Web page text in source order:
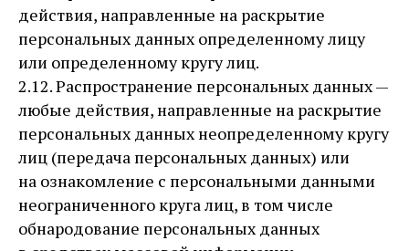
действия, направленные на раскрытие
персональных данных определенному лицу
или определенному кругу лиц.
2.12. Распространение персональных данных —
любые действия, направленные на раскрытие
персональных данных неопределенному кругу
лиц (передача персональных данных) или
на ознакомление с персональными данными
неограниченного круга лиц, в том числе
обнародование персональных данных